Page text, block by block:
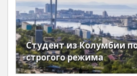
Студент из Колумбии
строгого режима